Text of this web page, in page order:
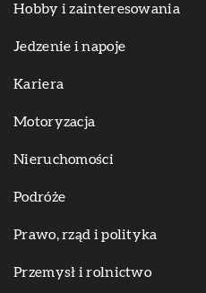
Hobby i zainteresowania
Jedzenie i napoje
Kariera
Motoryzacja
Nieruchomości
Podróże
Prawo, rząd i polityka
Przemysł i rolnictwo